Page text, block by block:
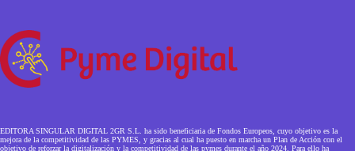
EDITORA SINGULAR DIGITAL 2GR S.L. ha sido beneficiaria de Fondos Europeos, cuyo objetivo es la
mejora de la competitividad de las PYMES, y gracias al cual ha puesto en marcha un Plan de Acción con el
objetivo de reforzar la digitalización y la competitividad de las pymes durante el año 2024. Para ello ha